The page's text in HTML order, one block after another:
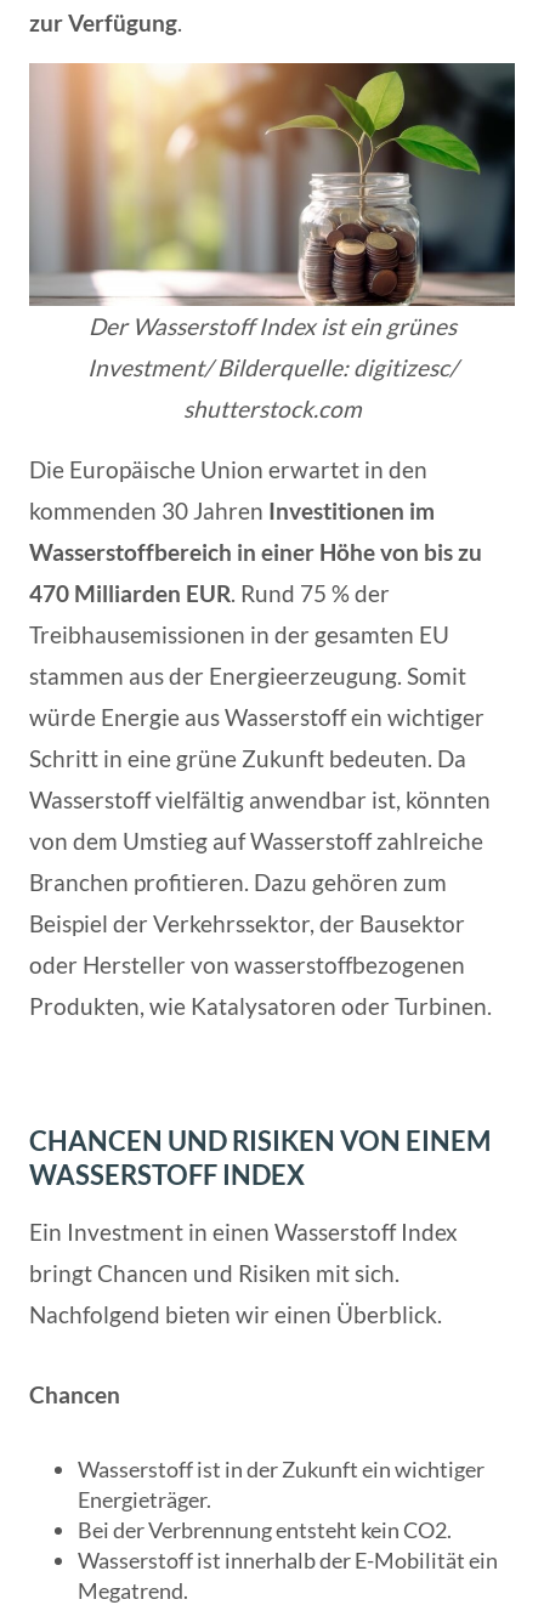
zur Verfügung.
Der Wasserstoff Index ist ein grünes
Investment/ Bilderquelle: digitizesc/
shutterstock.com
Die Europäische Union erwartet in den
kommenden 30 Jahren Investitionen im
Wasserstoffbereich in einer Höhe von bis zu
470 Milliarden EUR. Rund 75 % der
Treibhausemissionen in der gesamten EU
stammen aus der Energieerzeugung. Somit
würde Energie aus Wasserstoff ein wichtiger
Schritt in eine grüne Zukunft bedeuten. Da
Wasserstoff vielfältig anwendbar ist, könnten
von dem Umstieg auf Wasserstoff zahlreiche
Branchen profitieren. Dazu gehören zum
Beispiel der Verkehrssektor, der Bausektor
oder Hersteller von wasserstoffbezogenen
Produkten, wie Katalysatoren oder Turbinen.
CHANCEN UND RISIKEN VON EINEM
WASSERSTOFF INDEX
Ein Investment in einen Wasserstoff Index
bringt Chancen und Risiken mit sich.
Nachfolgend bieten wir einen Überblick.
Chancen
Wasserstoff ist in der Zukunft ein wichtiger
Energieträger.
Bei der Verbrennung entsteht kein CO2.
Wasserstoff ist innerhalb der E-Mobilität ein
Megatrend.